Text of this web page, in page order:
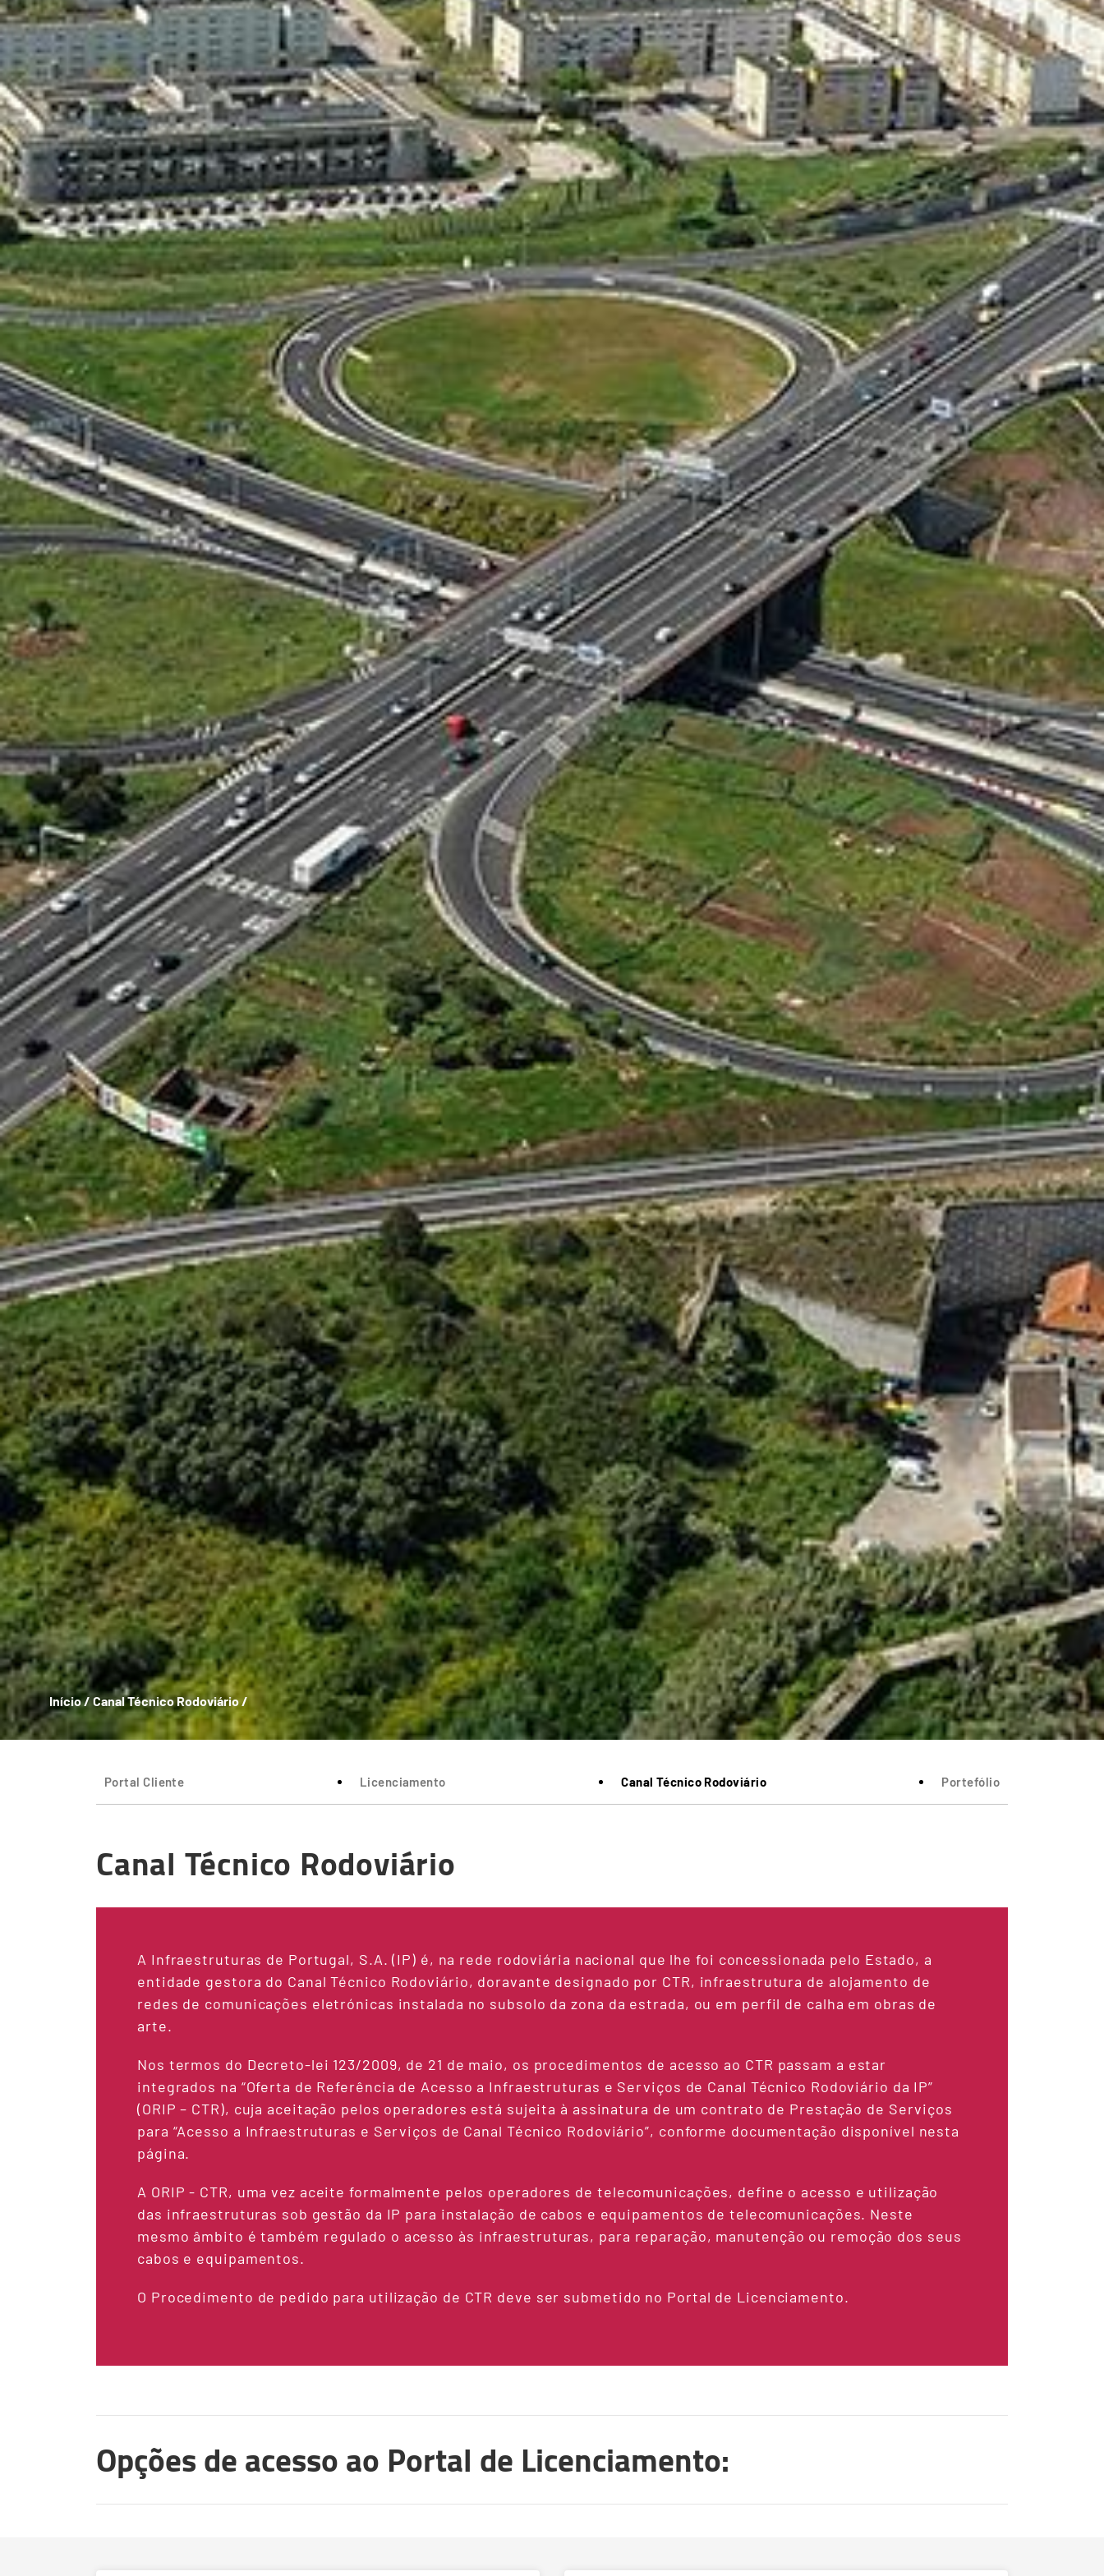
Início/Canal Técnico Rodoviário /
Portal Cliente Licenciamento Canal Técnico Rodoviário Portefólio
Canal Técnico Rodoviário
A Infraestruturas de Portugal, S.A. (IP) é, na rede rodoviária nacional que lhe foi concessionada pelo Estado, a
entidade gestora do Canal Técnico Rodoviário, doravante designado por CTR, infraestrutura de alojamento de
redes de comunicações eletrónicas instalada no subsolo da zona da estrada, ou em perfil de calha em obras de
arte.
Nos termos do Decreto-lei 123/2009, de 21 de maio, os procedimentos de acesso ao CTR passam a estar
integrados na “Oferta de Referência de Acesso a Infraestruturas e Serviços de Canal Técnico Rodoviário da IP”
(ORIP – CTR), cuja aceitação pelos operadores está sujeita à assinatura de um contrato de Prestação de Serviços
para “Acesso a Infraestruturas e Serviços de Canal Técnico Rodoviário”, conforme documentação disponível nesta
página.
A ORIP - CTR, uma vez aceite formalmente pelos operadores de telecomunicações, define o acesso e utilização
das infraestruturas sob gestão da IP para instalação de cabos e equipamentos de telecomunicações. Neste
mesmo âmbito é também regulado o acesso às infraestruturas, para reparação, manutenção ou remoção dos seus
cabos e equipamentos.
O Procedimento de pedido para utilização de CTR deve ser submetido no Portal de Licenciamento.
Opções de acesso ao Portal de Licenciamento: